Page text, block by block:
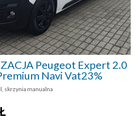
Peugeot Expert 2.0
Navi Vat23%
skrzynia manualna